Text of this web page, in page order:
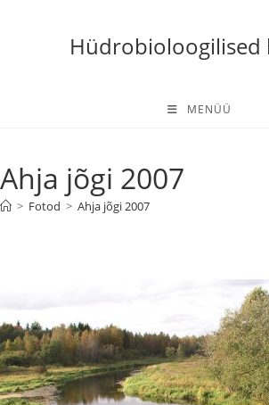
Hüdrobioloogilised
MENÜÜ
Ahja jõgi 2007
> Fotod > Ahja jõgi 2007